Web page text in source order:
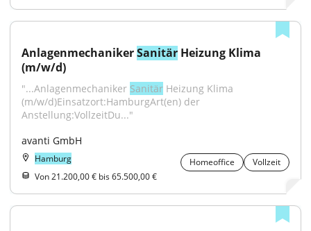
Anlagenmechaniker Sanitär Heizung Klima
(m/w/d)
"...Anlagenmechaniker Sanitär Heizung Klima
(m/w/d)Einsatzort:HamburgArt(en) der
Anstellung:VollzeitDu..."
avanti GmbH
Hamburg Homeoffice
Vollzeit
Von 21.200,00 € bis 65.500,00 €